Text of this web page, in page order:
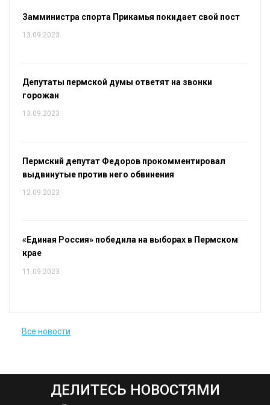
Замминистра спорта Прикамья покидает свой пост
13.09.2023
Депутаты пермской думы ответят на звонки
горожан
13.09.2023
Пермский депутат Федоров прокомментировал
выдвинутые против него обвинения
12.09.2023
«Единая Россия» победила на выборах в Пермском
крае
11.09.2023
Все новости
ДЕЛИТЕСЬ НОВОСТЯМИ